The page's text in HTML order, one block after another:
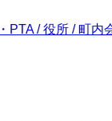
PTA / 役所 / 町内